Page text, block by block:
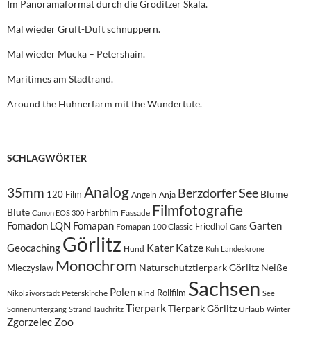
Im Panoramaformat durch die Gröditzer Skala.
Mal wieder Gruft-Duft schnuppern.
Mal wieder Mücka – Petershain.
Maritimes am Stadtrand.
Around the Hühnerfarm mit the Wundertüte.
SCHLAGWÖRTER
35mm 120 Film Analog Angeln Anja Berzdorfer See Blume
Blüte Canon EOS 300 Farbfilm Fassade Filmfotografie
Fomadon LQN Fomapan Fomapan 100 Classic Friedhof Gans Garten
Geocaching Görlitz Hund Kater Katze Kuh Landeskrone
Mieczyslaw Monochrom Naturschutztierpark Görlitz Neiße
Nikolaivorstadt Peterskirche Polen Rind Rollfilm Sachsen See
Sonnenuntergang Strand Tauchritz TierparkTierpark Görlitz Urlaub Winter
Zgorzelec Zoo